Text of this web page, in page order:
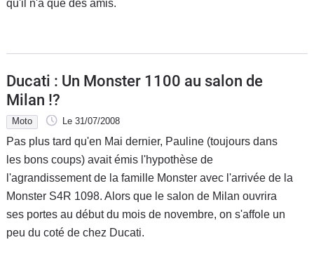
qu'il n'a que des amis.
Ducati : Un Monster 1100 au salon de
Milan !?
Moto Le 31/07/2008
Pas plus tard qu'en Mai dernier, Pauline (toujours dans
les bons coups) avait émis l'hypothèse de
l'agrandissement de la famille Monster avec l'arrivée de la
Monster S4R 1098. Alors que le salon de Milan ouvrira
ses portes au début du mois de novembre, on s'affole un
peu du coté de chez Ducati.